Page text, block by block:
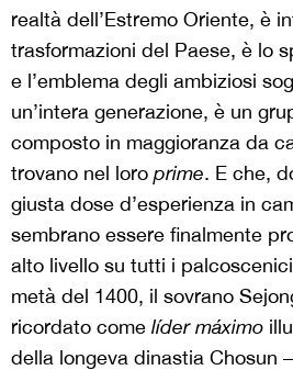
realtà dell’Estremo Oriente, è
trasformazioni del Paese, è lo
e l’emblema degli ambiziosi
un’intera generazione, è un
composto in maggioranza da
trovano nel loro prime. E che,
giusta dose d’esperienza in
sembrano essere finalmente
alto livello su tutti i
metà del 1400, il sovrano
ricordato come líder máximo
della longeva dinastia Chosun